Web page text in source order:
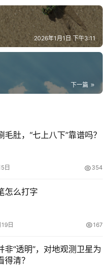
2026年1月1日 下午3:11
下一篇
毛肚，“七上八下”靠谱吗？
日 354
怎么打字
日 167
非“透明”，对地观测卫星为
得清？